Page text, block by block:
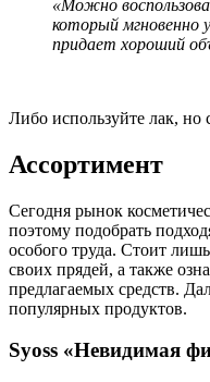
«Можно
который
придает хороший
Либо используйте лак,
Ассортимент
Сегодня рынок
поэтому подобрать
особого труда. Стоит
своих прядей, а также
предлагаемых средств.
популярных продуктов.
Syoss «Невидимая